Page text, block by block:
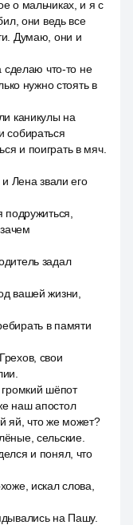
о мальчиках, и я с
они ведь все
Думаю, они и
сделаю что-то не
нужно стоять в
каникулы на
собираться
и поиграть в мяч.
Лена звали его
задал
вашей жизни,
в памяти
свои
громкий шёпот
наш апостол
яй, что же может?
сельские.
и понял, что
искал слова,
на Пашу.